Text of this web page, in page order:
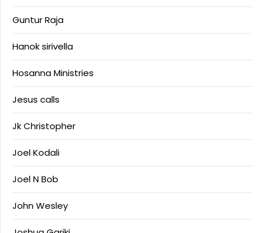
Guntur Raja
Hanok sirivella
Hosanna Ministries
Jesus calls
Jk Christopher
Joel Kodali
Joel N Bob
John Wesley